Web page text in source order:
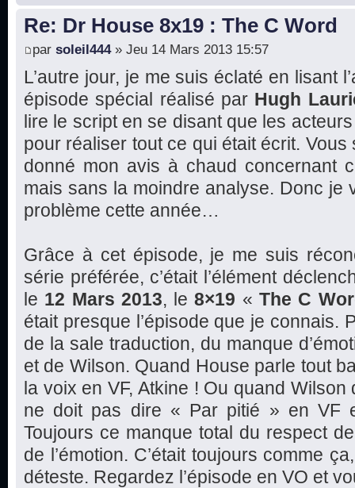
Re: Dr House 8x19 : The C Word
par soleil444» Jeu 14 Mars 2013 15:57
L’autre jour, je me suis éclaté en lisant
épisode spécial réalisé par Hugh
lire le script en se disant que les
pour réaliser tout ce qui était écrit. Vous
donné mon avis à chaud concernant
mais sans la moindre analyse. Donc je
problème cette année…
Grâce à cet épisode, je me suis
série préférée, c’était l’élément
le 12 Mars 2013, le8×19 « The C
était presque l’épisode que je connais.
de la sale traduction, du manque
et de Wilson. Quand House parle tout
la voix en VF, Atkine ! Ou quand Wilson
ne doit pas dire « Par pitié » en VF
Toujours ce manque total du respect
de l’émotion. C’était toujours comme
déteste. Regardez l’épisode en VO et